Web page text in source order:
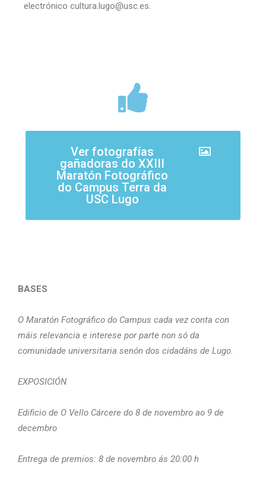
electrónico cultura.lugo@usc.es.
Ver fotografías
gañadoras do XXIII
Maratón Fotográfico
do Campus Terra da
USC Lugo
BASES
O Maratón Fotográfico do Campus cada vez conta con
máis relevancia e interese por parte non só da
comunidade universitaria senón dos cidadáns de Lugo.
EXPOSICIÓN
Edificio de O Vello Cárcere do 8 de novembro ao 9 de
decembro
Entrega de premios: 8 de novembro ás 20:00 h